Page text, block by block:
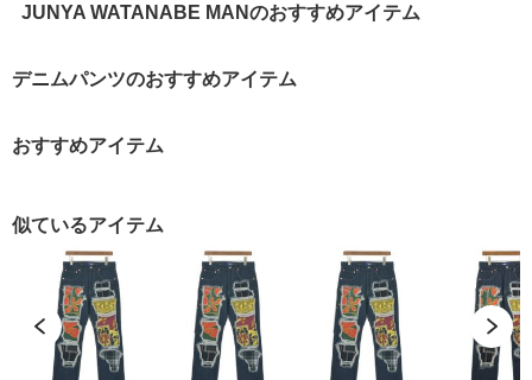
JUNYA WATANABE MANのおすすめアイテム
デニムパンツのおすすめアイテム
おすすめアイテム